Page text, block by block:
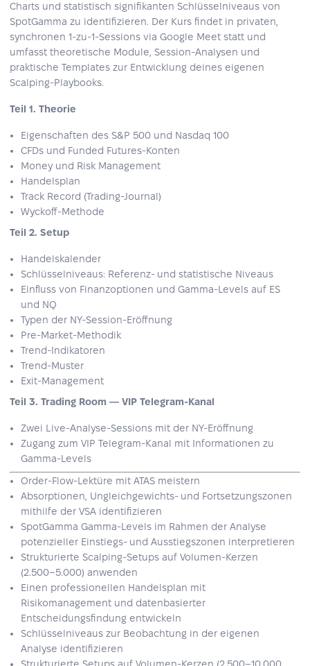
Charts und statistisch signifikanten Schlüsselniveaus von
SpotGamma zu identifizieren. Der Kurs findet in privaten,
synchronen 1‑zu‑1-Sessions via Google Meet statt und
umfasst theoretische Module, Session-Analysen und
praktische Templates zur Entwicklung deines eigenen
Scalping-Playbooks.
Teil 1. Theorie
Eigenschaften des S&P 500 und Nasdaq 100
CFDs und Funded Futures-Konten
Money und Risk Management
Handelsplan
Track Record (Trading-Journal)
Wyckoff-Methode
Teil 2. Setup
Handelskalender
Schlüsselniveaus: Referenz- und statistische Niveaus
Einfluss von Finanzoptionen und Gamma-Levels auf ES
und NQ
Typen der NY-Session-Eröffnung
Pre‑Market-Methodik
Trend-Indikatoren
Trend-Muster
Exit-Management
Teil 3. Trading Room — VIP Telegram-Kanal
Zwei Live-Analyse-Sessions mit der NY-Eröffnung
Zugang zum VIP Telegram-Kanal mit Informationen zu
Gamma-Levels
Order-Flow-Lektüre mit ATAS meistern
Absorptionen, Ungleichgewichts- und Fortsetzungszonen
mithilfe der VSA identifizieren
SpotGamma Gamma-Levels im Rahmen der Analyse
potenzieller Einstiegs- und Ausstiegszonen interpretieren
Strukturierte Scalping-Setups auf Volumen-Kerzen
(2.500–5.000) anwenden
Einen professionellen Handelsplan mit
Risikomanagement und datenbasierter
Entscheidungsfindung entwickeln
Schlüsselniveaus zur Beobachtung in der eigenen
Analyse identifizieren